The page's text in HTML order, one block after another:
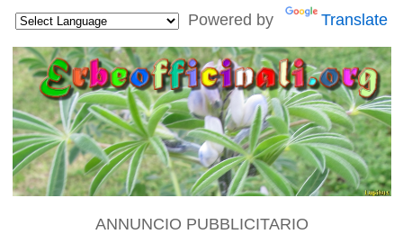
Powered by Translate
ANNUNCIO PUBBLICITARIO